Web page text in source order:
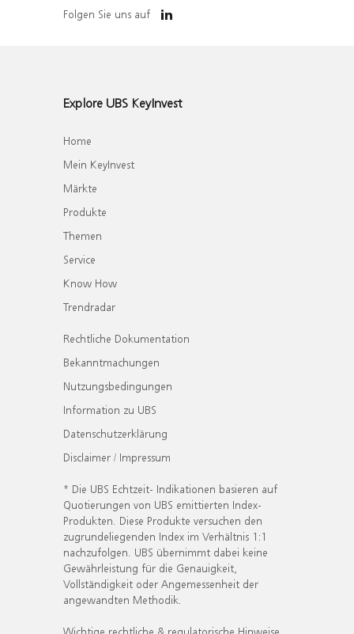
Folgen Sie uns auf
Explore UBS KeyInvest
Home
Mein KeyInvest
Märkte
Produkte
Themen
Service
Know How
Trendradar
Rechtliche Dokumentation
Bekanntmachungen
Nutzungsbedingungen
Information zu UBS
Datenschutzerklärung
Disclaimer / Impressum
* Die UBS Echtzeit- Indikationen basieren auf
Quotierungen von UBS emittierten Index-
Produkten. Diese Produkte versuchen den
zugrundeliegenden Index im Verhältnis 1:1
nachzufolgen. UBS übernimmt dabei keine
Gewährleistung für die Genauigkeit,
Vollständigkeit oder Angemessenheit der
angewandten Methodik.